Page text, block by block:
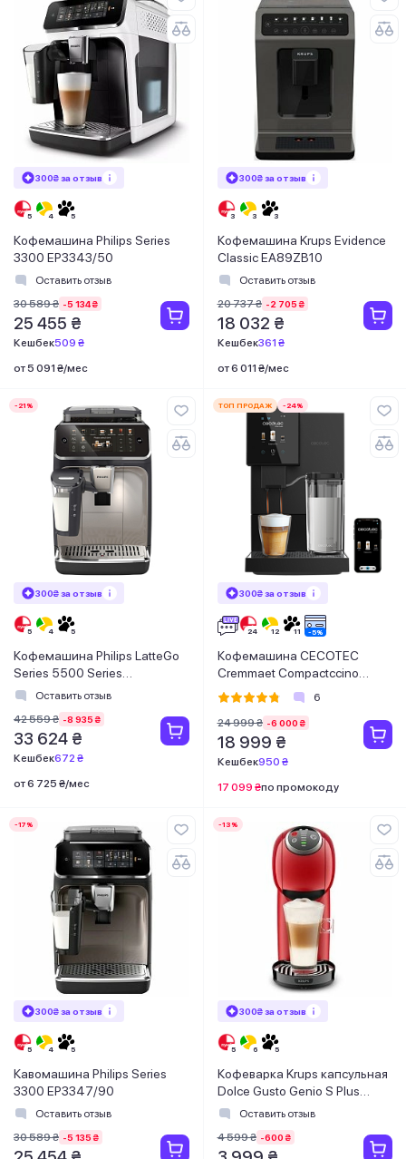
300₴ за отзыв
Кофемашина Philips Series
3300 EP3343/50
Оставить отзыв
30 589 ₴ -5 134 ₴
25 455 ₴
Кешбек509 ₴
от 5 091 ₴/мес
300₴ за отзыв
Кофемашина Krups Evidence
Classic EA89ZB10
Оставить отзыв
20 737 ₴ -2 705 ₴
18 032 ₴
Кешбек361 ₴
от 6 011 ₴/мес
-21%
300₴ за отзыв
Кофемашина Philips LatteGo
Series 5500 Series
EP5547/90
Оставить отзыв
42 559 ₴ -8 935 ₴
33 624 ₴
Кешбек672 ₴
от 6 725 ₴/мес
ТОП ПРОДАЖ -24%
300₴ за отзыв
Кофемашина CECOTEC
Cremmaet Compactccino
Connected
6
24 999 ₴ -6 000 ₴
18 999 ₴
Кешбек950 ₴
17 099 ₴по промокоду
-17%
300₴ за отзыв
Кавомашина Philips Series
3300 EP3347/90
Оставить отзыв
30 589 ₴ -5 135 ₴
-13%
300₴ за отзыв
Кофеварка Krups капсульная
Dolce Gusto Genio S Plus
KP340510
Оставить отзыв
4 599 ₴ -600 ₴